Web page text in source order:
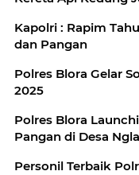
Kapolri : Rapim
dan Pangan
Polres Blora Gelar
2025
Polres Blora
Pangan di Desa
Personil Terbaik